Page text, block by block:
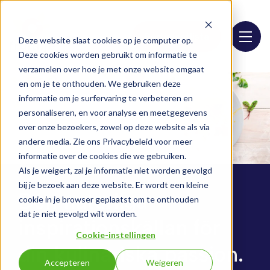
Deze website slaat cookies op je computer op.
Deze cookies worden gebruikt om informatie te
verzamelen over hoe je met onze website omgaat
en om je te onthouden. We gebruiken deze
informatie om je surfervaring te verbeteren en
personaliseren, en voor analyse en meetgegevens
over onze bezoekers, zowel op deze website als via
andere media. Zie ons Privacybeleid voor meer
informatie over de cookies die we gebruiken.
Als je weigert, zal je informatie niet worden gevolgd
bij je bezoek aan deze website. Er wordt een kleine
cookie in je browser geplaatst om te onthouden
dat je niet gevolgd wilt worden.
Cookie-instellingen
Accepteren Weigeren
Sortimentlista
Den naturliga
inspirationskällan för
din kulinariska passion.
Den naturliga
inspirationskällan för
din kulinariska passion.
Den naturliga
inspirationskällan för
din kulinariska passion.
Den naturliga
inspirationskällan för
din kulinariska passion.
Den naturliga
inspirationskällan för
din kulinariska passion.
Den naturliga
inspirationskällan för
din kulinariska passion.